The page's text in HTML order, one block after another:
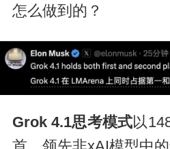
怎么做到的？
Grok 4.1思考模式以